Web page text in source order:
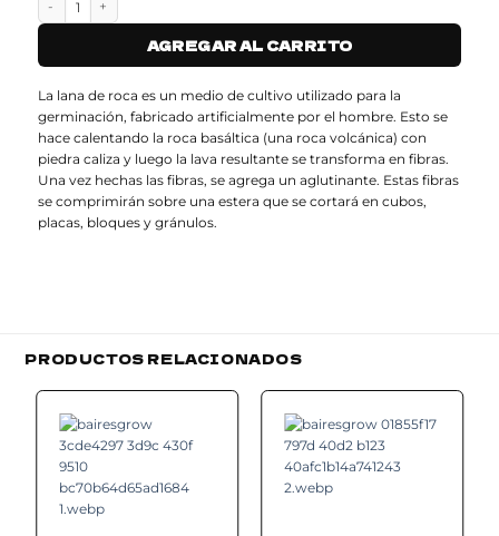
AGREGAR AL CARRITO
La lana de roca es un medio de cultivo utilizado para la
germinación, fabricado artificialmente por el hombre. Esto se
hace calentando la roca basáltica (una roca volcánica) con
piedra caliza y luego la lava resultante se transforma en fibras.
Una vez hechas las fibras, se agrega un aglutinante. Estas fibras
se comprimirán sobre una estera que se cortará en cubos,
placas, bloques y gránulos.
PRODUCTOS RELACIONADOS
Add to
wishlist